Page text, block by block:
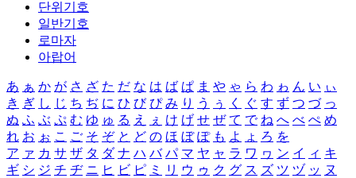
단위기호
일반기호
로마자
아랍어
あ ぁ か が さ ざ た だ な は ば ぱ ま や ゃ ら わ ゎ ん い ぃ
き ぎ し じ ち ぢ に ひ び ぴ み り う ぅ く ぐ す ず つ づ っ
ぬ ふ ぶ ぷ む ゆ ゅ る え ぇ け げ せ ぜ て で ね へ べ ぺ め
れ お ぉ こ ご そ ぞ と ど の ほ ぼ ぽ も よ ょ ろ を
ア ァ カ サ ザ タ ダ ナ ハ バ パ マ ヤ ャ ラ ワ ヮ ン イ ィ キ
ギ シ ジ チ ヂ ニ ヒ ビ ピ ミ リ ウ ゥ ク グ ス ズ ツ ヅ ッ ヌ